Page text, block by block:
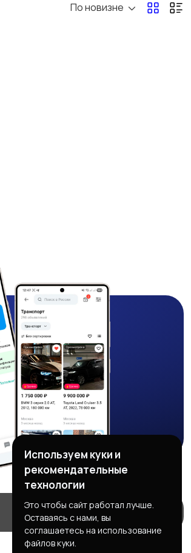
По новизне
Используем куки и
рекомендательные
технологии
Это чтобы сайт работал лучше.
Оставаясь с нами, вы
соглашаетесь на использование
файлов куки.